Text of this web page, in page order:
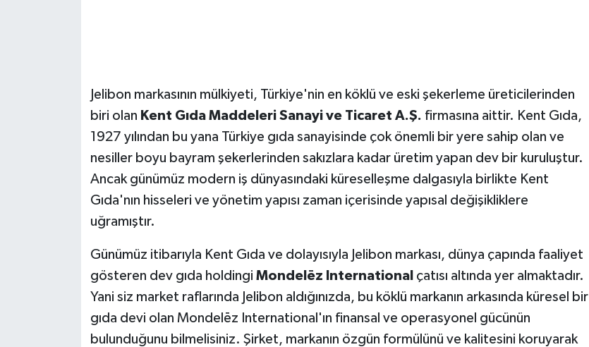
Jelibon markasının mülkiyeti, Türkiye'nin en köklü ve eski şekerleme üreticilerinden
biri olan Kent Gıda Maddeleri Sanayi ve Ticaret A.Ş. firmasına aittir. Kent Gıda,
1927 yılından bu yana Türkiye gıda sanayisinde çok önemli bir yere sahip olan ve
nesiller boyu bayram şekerlerinden sakızlara kadar üretim yapan dev bir kuruluştur.
Ancak günümüz modern iş dünyasındaki küreselleşme dalgasıyla birlikte Kent
Gıda'nın hisseleri ve yönetim yapısı zaman içerisinde yapısal değişikliklere
uğramıştır.
Günümüz itibarıyla Kent Gıda ve dolayısıyla Jelibon markası, dünya çapında faaliyet
gösteren dev gıda holdingi Mondelēz International çatısı altında yer almaktadır.
Yani siz market raflarında Jelibon aldığınızda, bu köklü markanın arkasında küresel bir
gıda devi olan Mondelēz International'ın finansal ve operasyonel gücünün
bulunduğunu bilmelisiniz. Şirket, markanın özgün formülünü ve kalitesini koruyarak